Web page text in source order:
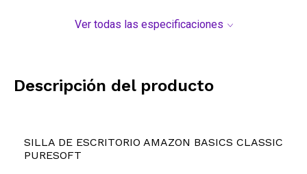
Ver todas las especificaciones
Descripción del producto
SILLA DE ESCRITORIO AMAZON BASICS CLASSIC
PURESOFT